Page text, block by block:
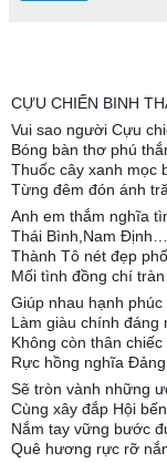
CỰU CHIẾN BINH
Vui sao người Cựu
Bóng bàn thơ phú
Thuốc cây xanh mọc
Từng đêm đón ánh
Anh em thắm nghĩa
Thái Bình,Nam
Thành Tô nét đẹp
Mối tình đồng chí
Giúp nhau hạnh phúc
Làm giàu chính đáng
Không còn thân
Rực hồng nghĩa
Sẽ tròn vành những
Cùng xây đắp Hội
Nắm tay vững bước
Quê hương rực rỡ